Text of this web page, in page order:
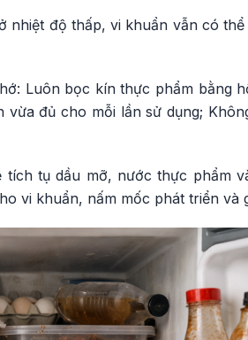
độ thấp, vi khuẩn vẫn có
Luôn bọc kín thực phẩm bằng
đủ cho mỗi lần sử dụng;
tụ dầu mỡ, nước thực phẩm
vi khuẩn, nấm mốc phát triển và